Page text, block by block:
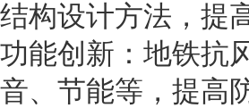
结构设计方法，提
功能创新：地铁抗
音、节能等，提高